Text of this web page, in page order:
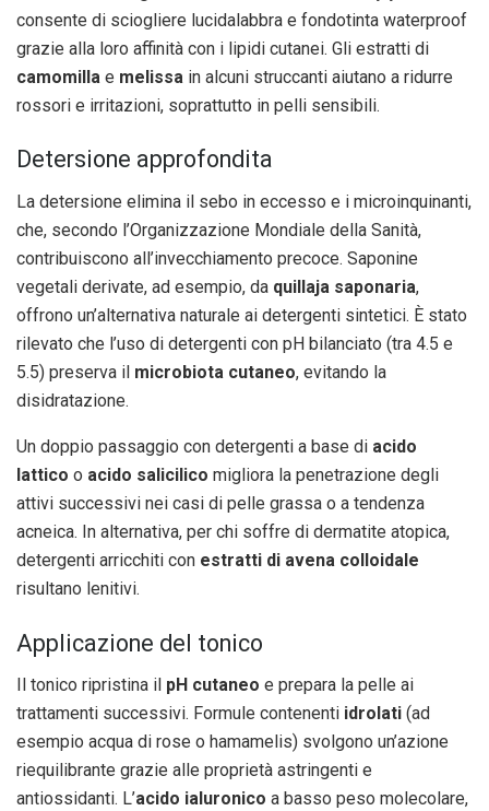
consente di sciogliere lucidalabbra e fondotinta waterproof
grazie alla loro affinità con i lipidi cutanei. Gli estratti di
camomilla e melissa in alcuni struccanti aiutano a ridurre
rossori e irritazioni, soprattutto in pelli sensibili.
Detersione approfondita
La detersione elimina il sebo in eccesso e i microinquinanti,
che, secondo l’Organizzazione Mondiale della Sanità,
contribuiscono all’invecchiamento precoce. Saponine
vegetali derivate, ad esempio, da quillaja saponaria,
offrono un’alternativa naturale ai detergenti sintetici. È stato
rilevato che l’uso di detergenti con pH bilanciato (tra 4.5 e
5.5) preserva il microbiota cutaneo, evitando la
disidratazione.
Un doppio passaggio con detergenti a base di acido
lattico o acido salicilico migliora la penetrazione degli
attivi successivi nei casi di pelle grassa o a tendenza
acneica. In alternativa, per chi soffre di dermatite atopica,
detergenti arricchiti con estratti di avena colloidale
risultano lenitivi.
Applicazione del tonico
Il tonico ripristina il pH cutaneo e prepara la pelle ai
trattamenti successivi. Formule contenenti idrolati (ad
esempio acqua di rose o hamamelis) svolgono un’azione
riequilibrante grazie alle proprietà astringenti e
antiossidanti. L’acido ialuronico a basso peso molecolare,